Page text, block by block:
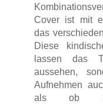
Cover ist mit
das
Diese
lassen das
aussehen,
Aufnehmen
als ob